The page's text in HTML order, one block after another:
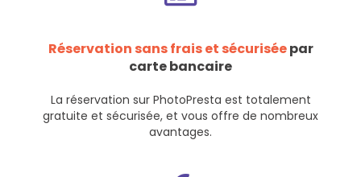
Réservation sans frais et sécuriséepar
carte bancaire
La réservation sur PhotoPresta est totalement
gratuite et sécurisée, et vous offre de nombreux
avantages.